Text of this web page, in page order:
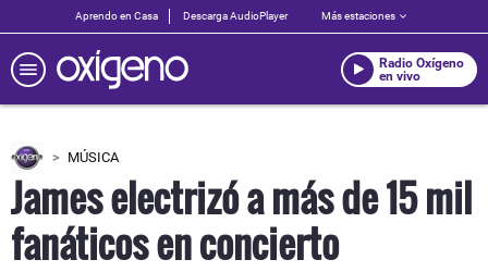
Aprendo en Casa Descarga AudioPlayer Más estaciones
Radio Oxígeno
en vivo
MÚSICA
James electrizó a más de 15 mil
fanáticos en concierto